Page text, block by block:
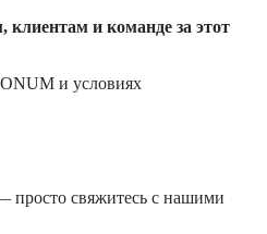
клиентам и команде за этот
и условиях
просто свяжитесь с нашими